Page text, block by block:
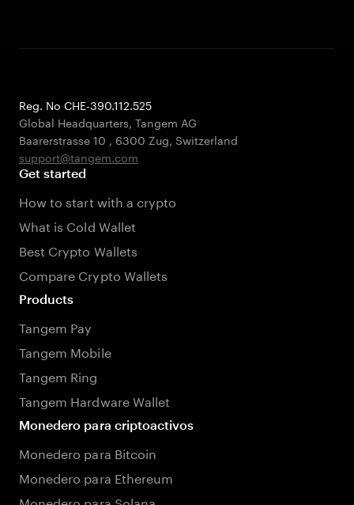
Reg. No CHE-390.112.525
Global Headquarters, Tangem AG
Baarerstrasse 10 , 6300 Zug, Switzerland
support@tangem.com
Get started
How to start with a crypto
What is Cold Wallet
Best Crypto Wallets
Compare Crypto Wallets
Products
Tangem Pay
Tangem Mobile
Tangem Ring
Tangem Hardware Wallet
Monedero para criptoactivos
Monedero para Bitcoin
Monedero para Ethereum